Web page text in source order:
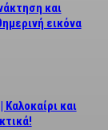
και
εικόνα
και